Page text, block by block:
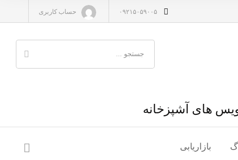
حساب کاربری ۰۹۲۱۵۰۵۹۰۰۵
های آشپزخانه
بازاریابی